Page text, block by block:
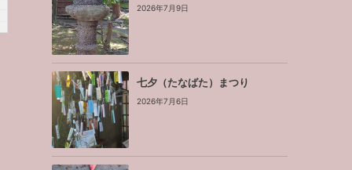
2026年7月9日
七夕（たなばた）まつり
2026年7月6日